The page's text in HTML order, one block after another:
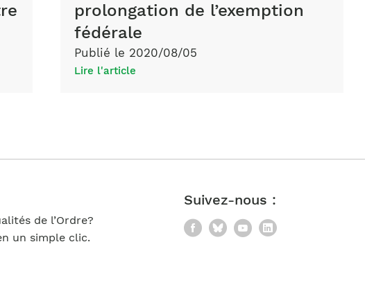
prolongation de l’exemption
fédérale
Publié le 2020/08/05
Lire l'article
de l’Ordre?
un simple clic.
Suivez-nous :
Facebook
BlueskyYouTube
LinkedIn